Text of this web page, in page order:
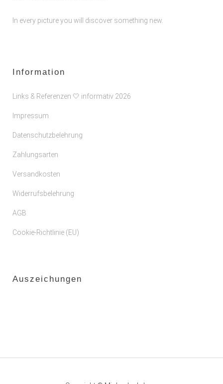
In every picture you will discover something new.
Information
Links & Referenzen 🤍 informativ 2026
Impressum
Datenschutzbelehrung
Zahlungsarten
Versandkosten
Widerrufsbelehrung
AGB
Cookie-Richtlinie (EU)
Auszeichungen